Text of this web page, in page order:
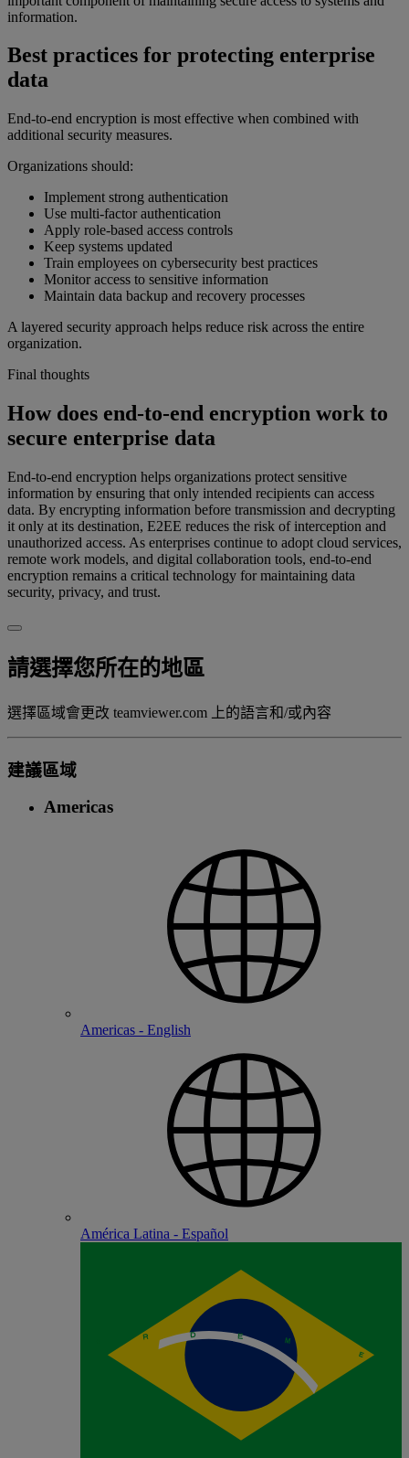
information.
Best practices for protecting enterprise
data
End-to-end encryption is most effective when combined with
additional security measures.
Organizations should:
Implement strong authentication
Use multi-factor authentication
Apply role-based access controls
Keep systems updated
Train employees on cybersecurity best practices
Monitor access to sensitive information
Maintain data backup and recovery processes
A layered security approach helps reduce risk across the entire
organization.
Final thoughts
How does end-to-end encryption work to
secure enterprise data
End-to-end encryption helps organizations protect sensitive
information by ensuring that only intended recipients can access
data. By encrypting information before transmission and decrypting
it only at its destination, E2EE reduces the risk of interception and
unauthorized access. As enterprises continue to adopt cloud services,
remote work models, and digital collaboration tools, end-to-end
encryption remains a critical technology for maintaining data
security, privacy, and trust.
請選擇您所在的地區
選擇區域會更改 teamviewer.com 上的語言和/或內容
建議區域
Americas
Americas - English
América Latina - Español